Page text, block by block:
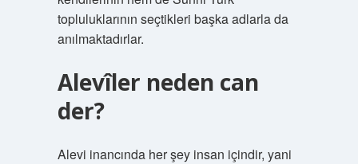
topluluklarının seçtikleri başka adlarla da
anılmaktadırlar.
Alevîler neden can
der?
Alevi inancında her şey insan içindir, yani